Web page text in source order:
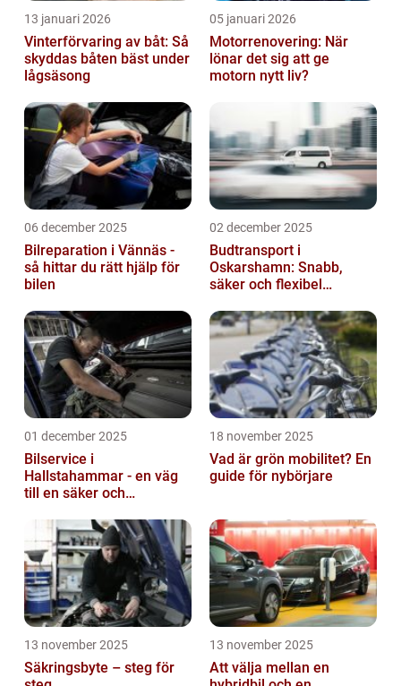
13 januari 2026
Vinterförvaring av båt: Så
skyddas båten bäst under
lågsäsong
05 januari 2026
Motorrenovering: När
lönar det sig att ge
motorn nytt liv?
06 december 2025
Bilreparation i Vännäs -
så hittar du rätt hjälp för
bilen
02 december 2025
Budtransport i
Oskarshamn: Snabb,
säker och flexibel
01 december 2025
Bilservice i
Hallstahammar - en väg
till en säker och
18 november 2025
Vad är grön mobilitet? En
guide för nybörjare
13 november 2025
Säkringsbyte – steg för
13 november 2025
Att välja mellan en